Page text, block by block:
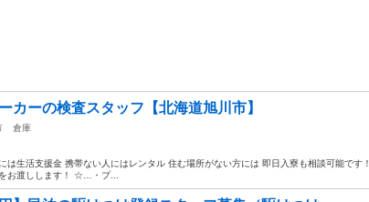
カーの検査スタッフ【北海道旭川市】
倉庫
生活支援金 携帯ない人にはレンタル 住む場所がない方には 即日入寮も相談可能です！
お渡しします！ ☆…・プ...